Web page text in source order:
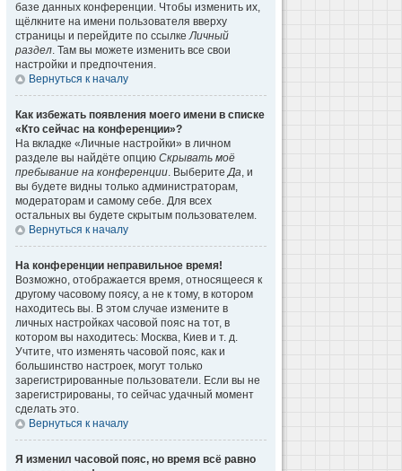
базе данных конференции. Чтобы изменить их,
щёлкните на имени пользователя вверху
страницы и перейдите по ссылкеЛичный
раздел. Там вы можете изменить все свои
настройки и предпочтения.
Вернуться к началу
Как избежать появления моего имени в списке
«Кто сейчас на конференции»?
На вкладке «Личные настройки» в личном
разделе вы найдёте опцию Скрывать моё
пребывание на конференции. ВыберитеДа, и
вы будете видны только администраторам,
модераторам и самому себе. Для всех
остальных вы будете скрытым пользователем.
Вернуться к началу
На конференции неправильное время!
Возможно, отображается время, относящееся к
другому часовому поясу, а не к тому, в котором
находитесь вы. В этом случае измените в
личных настройках часовой пояс на тот, в
котором вы находитесь: Москва, Киев и т. д.
Учтите, что изменять часовой пояс, как и
большинство настроек, могут только
зарегистрированные пользователи. Если вы не
зарегистрированы, то сейчас удачный момент
сделать это.
Вернуться к началу
Я изменил часовой пояс, но время всё равно